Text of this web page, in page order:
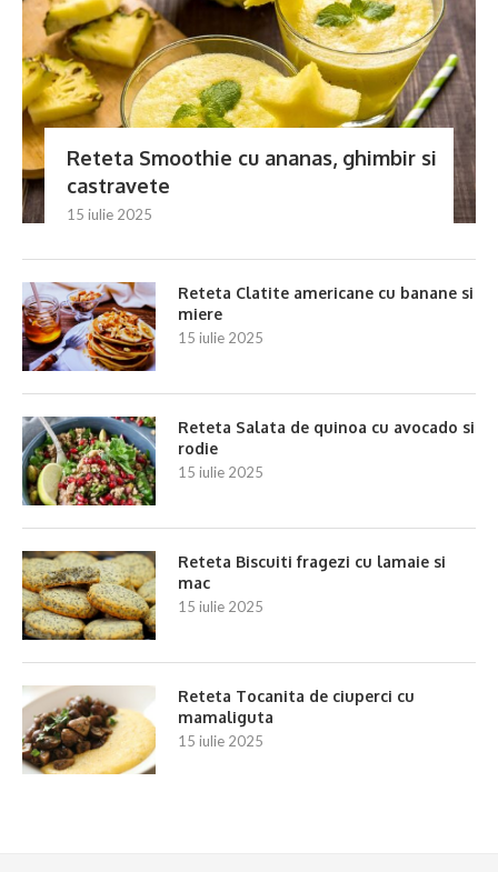
Reteta Smoothie cu ananas, ghimbir si
castravete
15 iulie 2025
Reteta Clatite americane cu banane si
miere
15 iulie 2025
Reteta Salata de quinoa cu avocado si
rodie
15 iulie 2025
Reteta Biscuiti fragezi cu lamaie si
mac
15 iulie 2025
Reteta Tocanita de ciuperci cu
mamaliguta
15 iulie 2025